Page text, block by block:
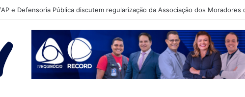
e Defensoria Pública discutem regularização da Associação dos Moradores